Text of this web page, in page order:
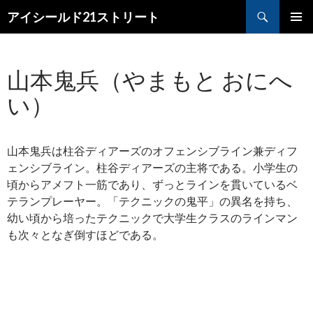
アイシールド21ストリート
索
ン
ニ
ュ
ー
ン
ツ
へ
ス
ッ
山本鬼兵（やまもと おにへ
い）
山本鬼兵は柱谷ディアーズのオフェンシブライン兼ディフ
ェンシブライン。柱谷ディアーズの主将である。小学生の
頃からアメフト一筋であり、ずっとラインを貫いているベ
テランプレーヤー。「テクニックの鬼平」の異名を持ち、
幼い頃から培ったテクニックで大学生クラスのラインマン
も次々となぎ倒すほどである。